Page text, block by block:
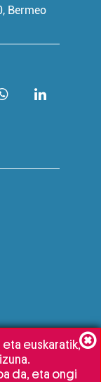
Bermeo
euskaratik,
da, eta ongi